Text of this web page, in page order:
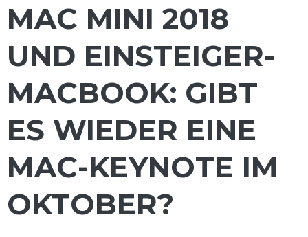
MAC MINI 2018
UND EINSTEIGER-
MACBOOK: GIBT
ES WIEDER EINE
MAC-KEYNOTE IM
OKTOBER?